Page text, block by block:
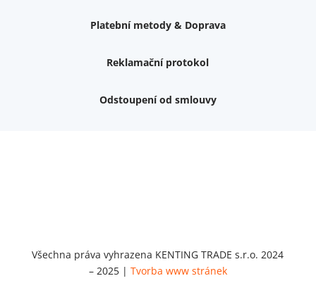
Platební metody & Doprava
Reklamační protokol
Odstoupení od smlouvy
Všechna práva vyhrazena KENTING TRADE s.r.o. 2024
– 2025 | Tvorba www stránek
Opravná sada na nábytek s kolíky 8x30 mm
Chybí ještě 999 Kč